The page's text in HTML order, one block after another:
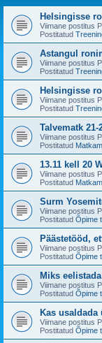
Helsingisse
Viimane postitus
Postitatud
Astangul
Viimane postitus
Postitatud
Helsingisse
Viimane postitus
Postitatud
Talvematk 21-
Viimane postitus
Postitatud
13.11 kell 20
Viimane postitus
Postitatud
Surm
Viimane postitus
Postitatud Õpime
Päästetööd,
Viimane postitus
Postitatud Õpime
Miks
Viimane postitus
Postitatud Õpime
Kas
Viimane postitus
Postitatud Õpime